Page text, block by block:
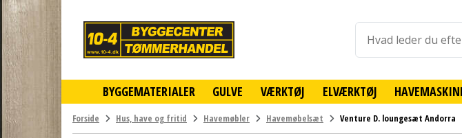
BYGGEMATERIALER GULVE VÆRKTØJ ELVÆRKTØJ
online
byggemarked
og
tømmerhandel
-
Forside Hus, have og fritid Havemøbler Havemøbelsæt Venture D. loungesæt Andorra